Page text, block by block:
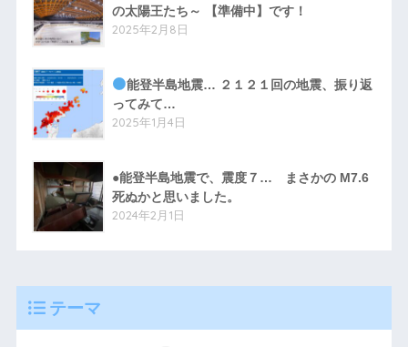
の太陽王たち～ 【準備中】です！
2025年2月8日
能登半島地震… ２１２１回の地震、振り返
ってみて…
2025年1月4日
●能登半島地震で、震度７… まさかの M7.6
死ぬかと思いました。
2024年2月1日
テーマ